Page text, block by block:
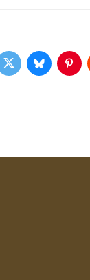
TwitterBluesky